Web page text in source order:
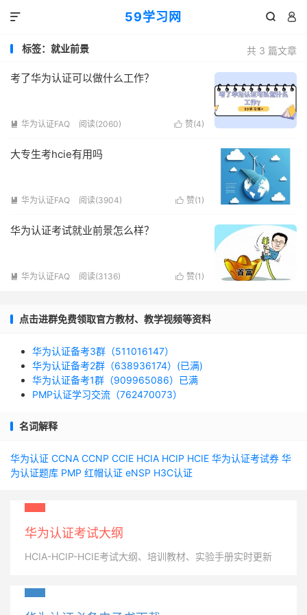
59学习网  

共 3 篇文章
标签：就业前景
考了华为认证可以做什么工作？
 赞(4)
 华为认证FAQ 阅读(2060)
大专生考hcie有用吗
 赞(1 )
 华为认证FAQ 阅读(3904)
华为认证考试就业前景怎么样？
 赞(1 )
 华为认证FAQ 阅读(3136)
点击进群免费领取官方教材、教学视频等资料
华为认证备考3群（511016147）
华为认证备考2群（638936174）(已满)
华为认证备考1群（909965086）已满
PMP认证学习交流（762470073）
名词解释
华为认证 CCNA CCNP CCIE HCIA HCIP HCIE 华为认证考试券 华
为认证题库 PMP 红帽认证 eNSP H3C认证
华为认证考试大纲
HCIA-HCIP-HCIE考试大纲、培训教材、实验手册实时更新